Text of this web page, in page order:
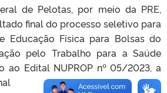
de Pelotas, por meio da PRE,
final do processo seletivo para
Educação Física para Bolsas do
pelo Trabalho para a Saúde
ao Edital NUPROP nº 05/2023, a